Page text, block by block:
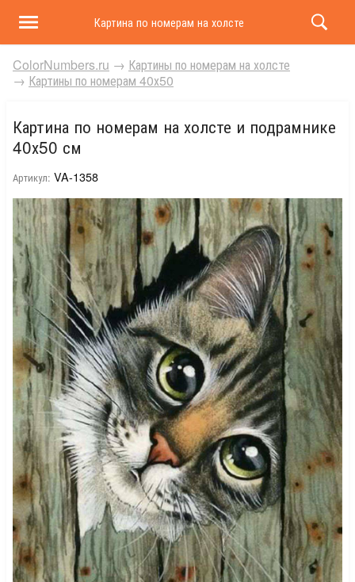
Картина по номерам на холсте и подрамнике 40х50
ColorNumbers.ru → Картины по номерам на холсте
→ Картины по номерам 40х50
Картина по номерам на холсте и подрамнике
40х50 см
Артикул: VA-1358